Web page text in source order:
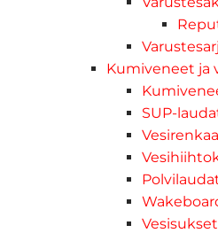
Kumiveneet ja
SUP-
Vesisukset